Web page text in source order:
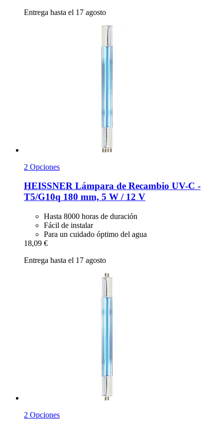
Entrega hasta el 17 agosto
2 Opciones
HEISSNER Lámpara de Recambio UV-​C -​
T5/G10q 180 mm, 5 W / 12 V
Hasta 8000 horas de duración
Fácil de instalar
Para un cuidado óptimo del agua
18,09 €
Entrega hasta el 17 agosto
2 Opciones